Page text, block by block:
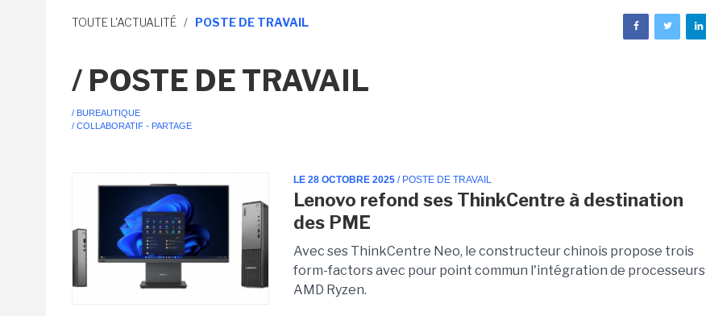
TOUTE L'ACTUALITÉ / POSTE DE TRAVAIL
/ POSTE DE TRAVAIL
/ BUREAUTIQUE
/ COLLABORATIF - PARTAGE
LE 28 OCTOBRE 2025 / POSTE DE TRAVAIL
Lenovo refond ses ThinkCentre à destination
des PME
Avec ses ThinkCentre Neo, le constructeur chinois propose trois
form-factors avec pour point commun l'intégration de processeurs
AMD Ryzen.